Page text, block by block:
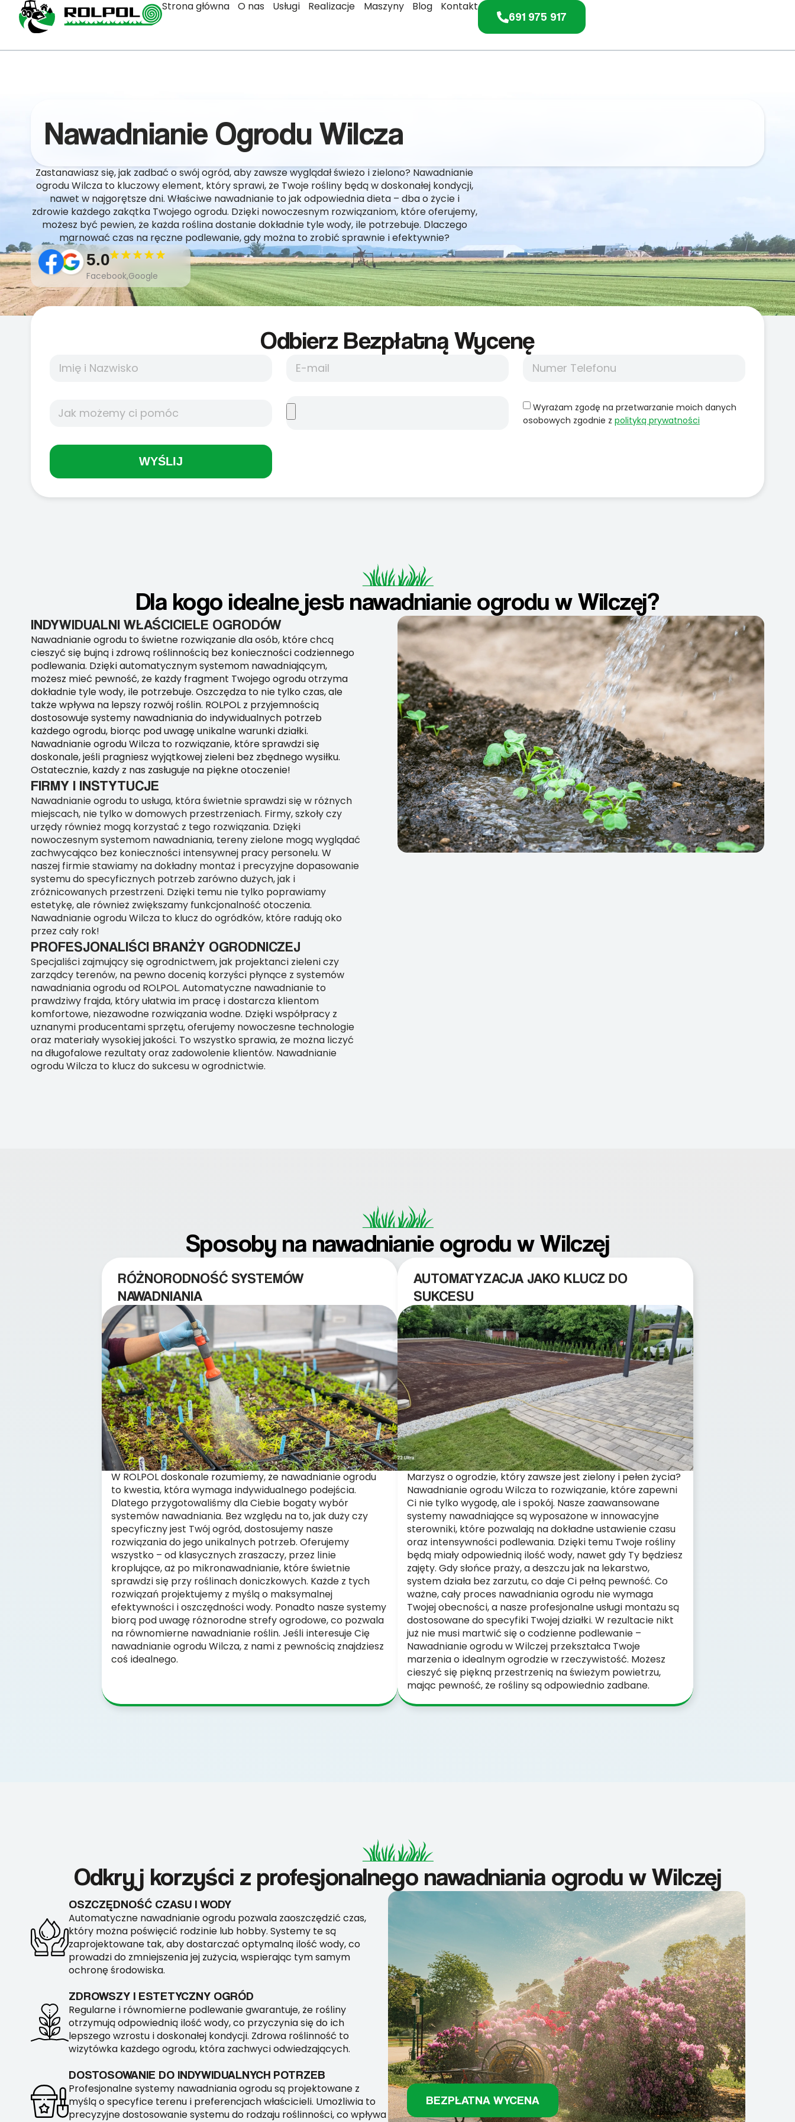
Strona główna O nas Usługi Realizacje Maszyny Blog Kontakt
691 975 917
Nawadnianie Ogrodu Wilcza
Zastanawiasz się, jak zadbać o swój ogród, aby zawsze wyglądał świeżo i zielono? Nawadnianie
ogrodu Wilcza to kluczowy element, który sprawi, że Twoje rośliny będą w doskonałej kondycji,
nawet w najgorętsze dni. Właściwe nawadnianie to jak odpowiednia dieta – dba o życie i
zdrowie każdego zakątka Twojego ogrodu. Dzięki nowoczesnym rozwiązaniom, które oferujemy,
możesz być pewien, że każda roślina dostanie dokładnie tyle wody, ile potrzebuje. Dlaczego
marnować czas na ręczne podlewanie, gdy można to zrobić sprawnie i efektywnie?
5.0
Facebook,Google
Odbierz Bezpłatną Wycenę
Wyrażam zgodę na przetwarzanie moich danych
osobowych zgodnie z polityką prywatności
WYŚLIJ
Dla kogo idealne jest nawadnianie ogrodu w Wilczej?
INDYWIDUALNI WŁAŚCICIELE OGRODÓW
Nawadnianie ogrodu to świetne rozwiązanie dla osób, które chcą
cieszyć się bujną i zdrową roślinnością bez konieczności codziennego
podlewania. Dzięki automatycznym systemom nawadniającym,
możesz mieć pewność, że każdy fragment Twojego ogrodu otrzyma
dokładnie tyle wody, ile potrzebuje. Oszczędza to nie tylko czas, ale
także wpływa na lepszy rozwój roślin. ROLPOL z przyjemnością
dostosowuje systemy nawadniania do indywidualnych potrzeb
każdego ogrodu, biorąc pod uwagę unikalne warunki działki.
Nawadnianie ogrodu Wilcza to rozwiązanie, które sprawdzi się
doskonale, jeśli pragniesz wyjątkowej zieleni bez zbędnego wysiłku.
Ostatecznie, każdy z nas zasługuje na piękne otoczenie!
FIRMY I INSTYTUCJE
Nawadnianie ogrodu to usługa, która świetnie sprawdzi się w różnych
miejscach, nie tylko w domowych przestrzeniach. Firmy, szkoły czy
urzędy również mogą korzystać z tego rozwiązania. Dzięki
nowoczesnym systemom nawadniania, tereny zielone mogą wyglądać
zachwycająco bez konieczności intensywnej pracy personelu. W
naszej firmie stawiamy na dokładny montaż i precyzyjne dopasowanie
systemu do specyficznych potrzeb zarówno dużych, jak i
zróżnicowanych przestrzeni. Dzięki temu nie tylko poprawiamy
estetykę, ale również zwiększamy funkcjonalność otoczenia.
Nawadnianie ogrodu Wilcza to klucz do ogródków, które radują oko
przez cały rok!
PROFESJONALIŚCI BRANŻY OGRODNICZEJ
Specjaliści zajmujący się ogrodnictwem, jak projektanci zieleni czy
zarządcy terenów, na pewno docenią korzyści płynące z systemów
nawadniania ogrodu od ROLPOL. Automatyczne nawadnianie to
prawdziwy frajda, który ułatwia im pracę i dostarcza klientom
komfortowe, niezawodne rozwiązania wodne. Dzięki współpracy z
uznanymi producentami sprzętu, oferujemy nowoczesne technologie
oraz materiały wysokiej jakości. To wszystko sprawia, że można liczyć
na długofalowe rezultaty oraz zadowolenie klientów. Nawadnianie
ogrodu Wilcza to klucz do sukcesu w ogrodnictwie.
Sposoby na nawadnianie ogrodu w Wilczej
RÓŻNORODNOŚĆ SYSTEMÓW
NAWADNIANIA
W ROLPOL doskonale rozumiemy, że nawadnianie ogrodu
to kwestia, która wymaga indywidualnego podejścia.
Dlatego przygotowaliśmy dla Ciebie bogaty wybór
systemów nawadniania. Bez względu na to, jak duży czy
specyficzny jest Twój ogród, dostosujemy nasze
rozwiązania do jego unikalnych potrzeb. Oferujemy
wszystko – od klasycznych zraszaczy, przez linie
kroplujące, aż po mikronawadnianie, które świetnie
sprawdzi się przy roślinach doniczkowych. Każde z tych
rozwiązań projektujemy z myślą o maksymalnej
efektywności i oszczędności wody. Ponadto nasze systemy
biorą pod uwagę różnorodne strefy ogrodowe, co pozwala
na równomierne nawadnianie roślin. Jeśli interesuje Cię
nawadnianie ogrodu Wilcza, z nami z pewnością znajdziesz
coś idealnego.
AUTOMATYZACJA JAKO KLUCZ DO
SUKCESU
Marzysz o ogrodzie, który zawsze jest zielony i pełen życia?
Nawadnianie ogrodu Wilcza to rozwiązanie, które zapewni
Ci nie tylko wygodę, ale i spokój. Nasze zaawansowane
systemy nawadniające są wyposażone w innowacyjne
sterowniki, które pozwalają na dokładne ustawienie czasu
oraz intensywności podlewania. Dzięki temu Twoje rośliny
będą miały odpowiednią ilość wody, nawet gdy Ty będziesz
zajęty. Gdy słońce praży, a deszczu jak na lekarstwo,
system działa bez zarzutu, co daje Ci pełną pewność. Co
ważne, cały proces nawadniania ogrodu nie wymaga
Twojej obecności, a nasze profesjonalne usługi montażu są
dostosowane do specyfiki Twojej działki. W rezultacie nikt
już nie musi martwić się o codzienne podlewanie –
Nawadnianie ogrodu w Wilczej przekształca Twoje
marzenia o idealnym ogrodzie w rzeczywistość. Możesz
cieszyć się piękną przestrzenią na świeżym powietrzu,
mając pewność, że rośliny są odpowiednio zadbane.
Odkryj korzyści z profesjonalnego nawadniania ogrodu w Wilczej
OSZCZĘDNOŚĆ CZASU I WODY
Automatyczne nawadnianie ogrodu pozwala zaoszczędzić czas,
który można poświęcić rodzinie lub hobby. Systemy te są
zaprojektowane tak, aby dostarczać optymalną ilość wody, co
prowadzi do zmniejszenia jej zużycia, wspierając tym samym
ochronę środowiska.
ZDROWSZY I ESTETYCZNY OGRÓD
Regularne i równomierne podlewanie gwarantuje, że rośliny
otrzymują odpowiednią ilość wody, co przyczynia się do ich
lepszego wzrostu i doskonałej kondycji. Zdrowa roślinność to
wizytówka każdego ogrodu, która zachwyci odwiedzających.
DOSTOSOWANIE DO INDYWIDUALNYCH POTRZEB
Profesjonalne systemy nawadniania ogrodu są projektowane z
myślą o specyfice terenu i preferencjach właścicieli. Umożliwia to
precyzyjne dostosowanie systemu do rodzaju roślinności, co wpływa
BEZPŁATNA WYCENA